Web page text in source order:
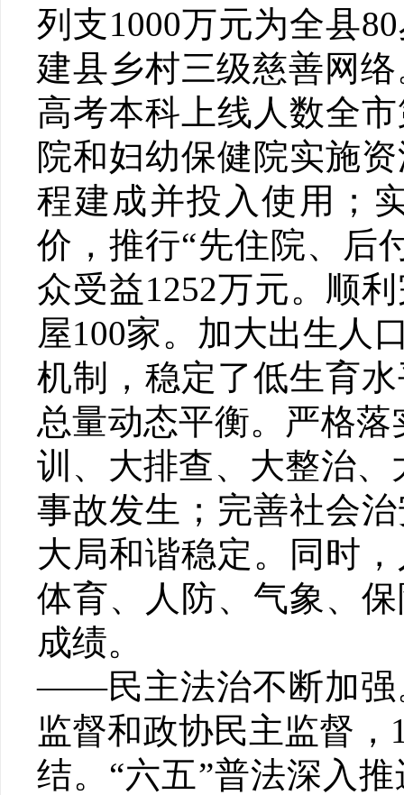
列支1000万元为全县
建县乡村三级慈善网
高考本科上线人数全
院和妇幼保健院实施
程建成并投入使用；
价，推行“先住院、后
众受益1252万元。顺
屋100家。加大出生人
机制，稳定了低生育
总量动态平衡。严格
训、大排查、大整治
事故发生；完善社会
大局和谐稳定。同时
体育、人防、气象、
成绩。
——民主法治不断加强
监督和政协民主监督
结。“六五”普法深入